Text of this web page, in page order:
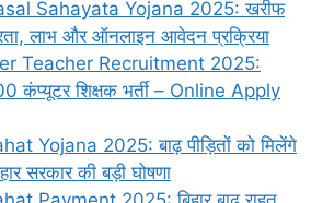
Sahayata Yojana 2025: खरीफ
लाभ और ऑनलाइन आवेदन प्रक्रिया
Teacher Recruitment 2025:
कंप्यूटर शिक्षक भर्ती – Online Apply
Yojana 2025: बाढ़ पीड़ितों को मिलेंगे
सरकार की बड़ी घोषणा